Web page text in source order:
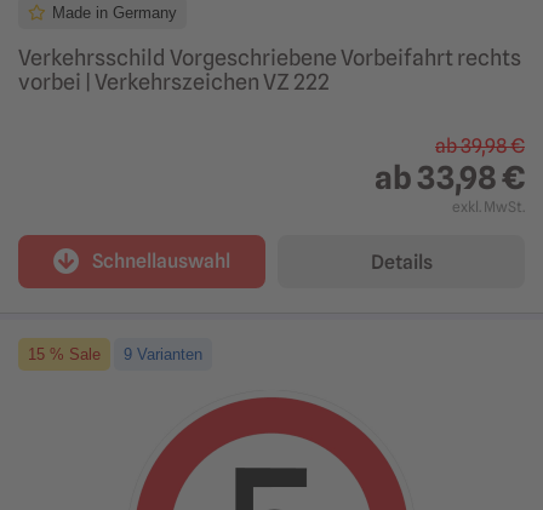
Made in Germany
Verkehrsschild Vorgeschriebene Vorbeifahrt rechts
vorbei | Verkehrszeichen VZ 222
ab39,98 €
ab33,98 €
exkl. MwSt.
Schnellauswahl Details
15 % Sale 9 Varianten